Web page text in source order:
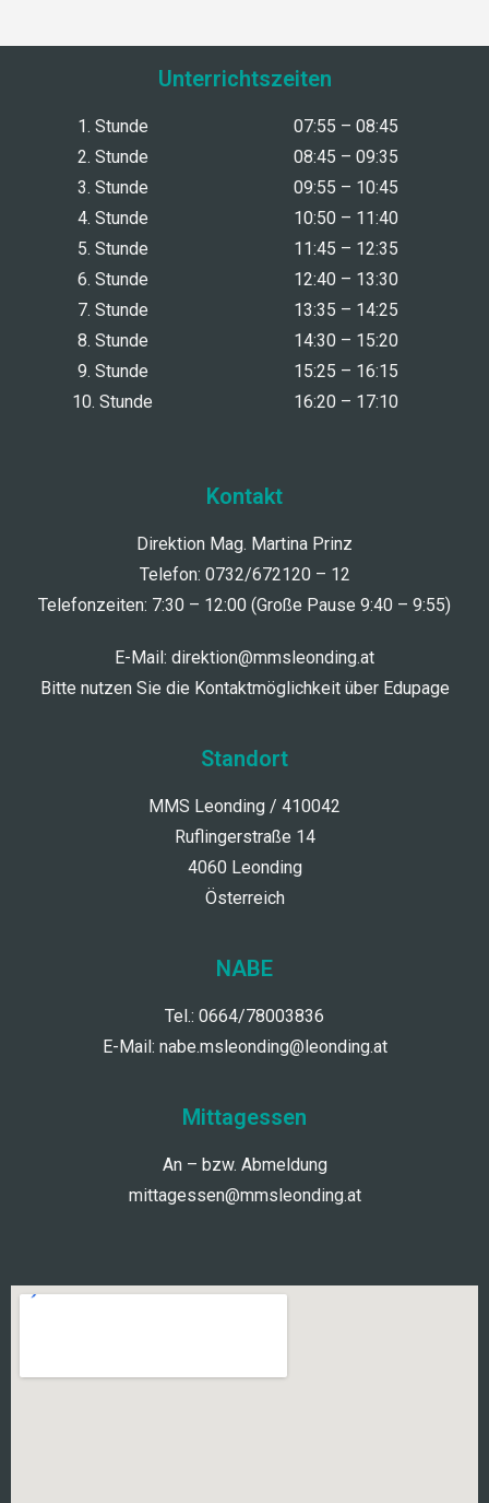
Unterrichtszeiten
1. Stunde
07:55 – 08:45
2. Stunde
08:45 – 09:35
3. Stunde
09:55 – 10:45
4. Stunde
10:50 – 11:40
5. Stunde
11:45 – 12:35
6. Stunde
12:40 – 13:30
7. Stunde
13:35 – 14:25
8. Stunde
14:30 – 15:20
9. Stunde
15:25 – 16:15
10. Stunde
16:20 – 17:10
Kontakt
Direktion Mag. Martina Prinz
Telefon: 0732/672120 – 12
Telefonzeiten: 7:30 – 12:00 (Große Pause 9:40 – 9:55)
E-Mail: direktion@mmsleonding.at
Bitte nutzen Sie die Kontaktmöglichkeit über Edupage
Standort
MMS Leonding / 410042
Ruflingerstraße 14
4060 Leonding
Österreich
NABE
Tel.: 0664/78003836
E-Mail: nabe.msleonding@leonding.at
Mittagessen
An – bzw. Abmeldung
mittagessen@mmsleonding.at